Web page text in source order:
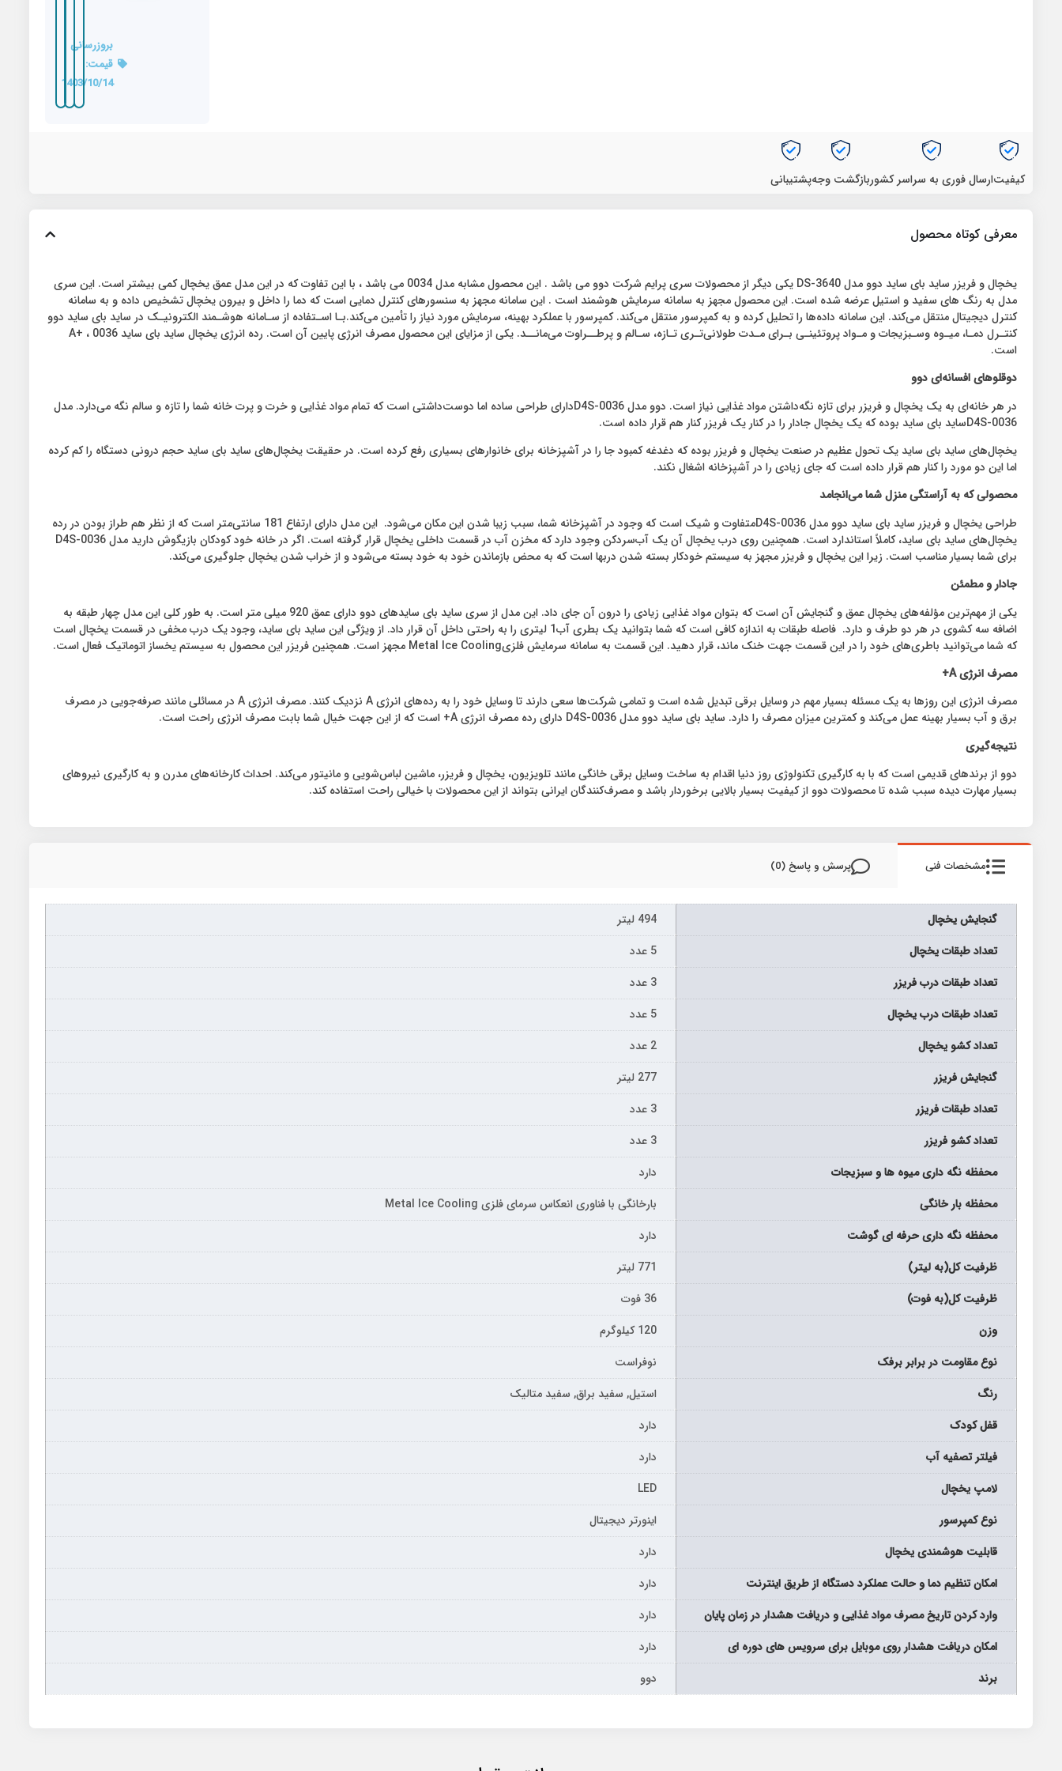
بروزرسانی
قیمت:
1403/10/14
کیفیتارسال فوری به سراسر کشوربازگشت وجهپشتیبانی
معرفی کوتاه محصول
یخچال و فریزر ساید بای ساید دوو مدل DS-3640 یکی دیگر از محصولات سری پرایم شرکت دوو می باشد . این محصول مشابه مدل 0034 می باشد ، با این تفاوت که در این مدل عمق یخچال کمی بیشتر است. این سری
مدل به رنگ های سفید و استیل عرضه شده است. این محصول مجهز به سامانه سرمایش هوشمند است . این سامانه مجهز به سنسورهای کنترل دمایی است که دما را داخل و بیرون یخچال تشخیص داده و به سامانه
کنترل دیجیتال منتقل می‌کند. این سامانه داده‌ها را تحلیل کرده و به کمپرسور منتقل می‌کند. کمپرسور با عملکرد بهینه، سرمایش مورد نیاز را تأمین می‌کند.بـا اسـتفاده از سـامانه هوشـمند الکترونیـک در ساید بای ساید دوو
کنتـرل دمـا، میـوه وسـبزیجات و مـواد پروتئینـی بـرای مـدت طولانی‌تـری تـازه، سـالم و پرطــراوت می‌مانــد. یکی از مزایای این محصول مصرف انرژی پایین آن است. رده انرژی یخچال ساید بای ساید 0036 ، +A
است.
دوقلوهای افسانه‌ای دوو
در هر خانه‌ای به یک یخچال و فریزر برای تازه نگه‌داشتن مواد غذایی نیاز است. دوو مدل D4S-0036دارای طراحی ساده اما دوست‌داشتی است که تمام مواد غذایی و خرت و پرت خانه شما را تازه و سالم نگه می‌دارد. مدل
D4S-0036ساید بای ساید بوده که یک یخچال جادار را در کنار یک فریزر کنار هم قرار داده است.
یخچال‌های ساید بای ساید یک تحول عظیم در صنعت یخچال و فریزر بوده که دغدغه کمبود جا را در آشپزخانه برای خانوارهای بسیاری رفع کرده است. در حقیقت یخچال‌های ساید بای ساید حجم درونی دستگاه را کم کرده
اما این دو مورد را کنار هم قرار داده است که جای زیادی را در آشپزخانه اشغال نکند.
محصولی که به آراستگی منزل شما می‌انجامد
طراحی یخچال و فریزر ساید بای ساید دوو مدل D4S-0036متفاوت و شیک است که وجود در آشپزخانه شما، سبب زیبا شدن این مکان می‌شود. این مدل دارای ارتفاع 181 سانتی‌متر است که از نظر هم طراز بودن در رده
یخچال‌های ساید بای ‌ساید، کاملاً استاندارد است. همچنین روی درب یخچال آن یک آب‌سردکن وجود دارد که مخزن آب در قسمت داخلی یخچال قرار گرفته است. اگر در خانه خود کودکان بازیگوش دارید مدل D4S-0036
برای شما بسیار مناسب است. زیرا این یخچال و فریزر مجهز به سیستم خودکار بسته شدن دربها است که به محض بازماندن خود به خود بسته می‌شود و از خراب شدن یخچال جلوگیری می‌کند.
جادار و مطمئن
یکی از مهم‌ترین مؤلفه‌های یخچال عمق و گنجایش آن است که بتوان مواد غذایی زیادی را درون آن جای داد. این مدل از سری ساید بای‌ سایدهای دوو دارای عمق 920 میلی متر است. به طور کلی این مدل چهار طبقه به
اضافه سه کشوی در هر دو طرف و دارد. فاصله طبقات به اندازه کافی است که شما بتوانید یک بطری آب1 لیتری را به راحتی داخل آن قرار داد. از ویژگی این ساید بای ساید، وجود یک درب مخفی در قسمت یخچال است
که شما می‌توانید باطری‌های خود را در این قسمت جهت خنک ماند، قرار دهید. این قسمت به سامانه سرمایش فلزیMetal Ice Cooling مجهز است. همچنین فریزر این محصول به سیستم یخساز اتوماتیک فعال است.
مصرف انرژیA+
مصرف انرژی این روزها به یک مسئله بسیار مهم در وسایل برقی تبدیل شده است و تمامی شرکت‌ها سعی دارند تا وسایل خود را به رده‌های انرژی A نزدیک کنند. مصرف انرژی A در مسائلی مانند صرفه‌جویی در مصرف
برق و آب بسیار بهینه عمل می‌کند و کمترین میزان مصرف را دارد. ساید بای ساید دوو مدل D4S-0036 دارای رده مصرف انرژی A+ است که از این جهت خیال شما بابت مصرف انرژی راحت است.
نتیجه‌گیری
دوو از برندهای قدیمی است که با به کارگیری تکنولوژی روز دنیا اقدام به ساخت وسایل برقی خانگی مانند تلویزیون، یخچال و فریزر، ماشین لباس‌شویی و مانیتور می‌کند. احداث کارخانه‌های مدرن و به کارگیری نیروهای
بسیار مهارت دیده سبب شده تا محصولات دوو از کیفیت بسیار بالایی برخوردار باشد و مصرف‌کنندگان ایرانی بتواند از این محصولات با خیالی راحت استفاده کند.
مشخصات فنی پرسش و پاسخ (0)
گنجایش یخچال
494 لیتر
تعداد طبقات یخچال
5 عدد
تعداد طبقات درب فریزر
3 عدد
تعداد طبقات درب یخچال
5 عدد
تعداد کشو یخچال
2 عدد
گنجایش فریزر
277 لیتر
تعداد طبقات فریزر
3 عدد
تعداد کشو فریزر
3 عدد
محفظه نگه داری میوه ها و سبزیجات
دارد
محفظه بار خانگی
بارخانگی با فناوری انعکاس سرمای فلزی Metal Ice Cooling
محفظه نگه داری حرفه ای گوشت
دارد
ظرفیت کل(به لیتر)
771 لیتر
ظرفیت کل(به فوت)
36 فوت
وزن
120 کیلوگرم
نوع مقاومت در برابر برفک
نوفراست
رنگ
استیل, سفید براق, سفید متالیک
قفل کودک
دارد
فیلتر تصفیه آب
دارد
لامپ یخچال
LED
نوع کمپرسور
اینورتر دیجیتال
قابلیت هوشمندی یخچال
دارد
امکان تنظیم دما و حالت عملکرد دستگاه از طریق اینترنت
دارد
وارد کردن تاریخ مصرف مواد غذایی و دریافت هشدار در زمان پایان
دارد
امکان دریافت هشدار روی موبایل برای سرویس های دوره ای
دارد
برند
دوو